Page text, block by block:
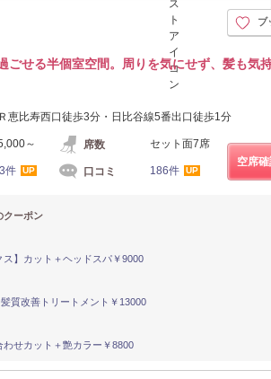
ブ
ごせる半個室空間。周りを気にせず、髪も気
Ｒ恵比寿西口徒歩3分・日比谷線5番出口徒歩1分
～ 席数 セット面7席
件 UP 口コミ 186件 UP
空席
ーポン
ス】カット＋ヘッドスパ￥9000
質改善トリートメント￥13000
わせカット＋艶カラー￥8800